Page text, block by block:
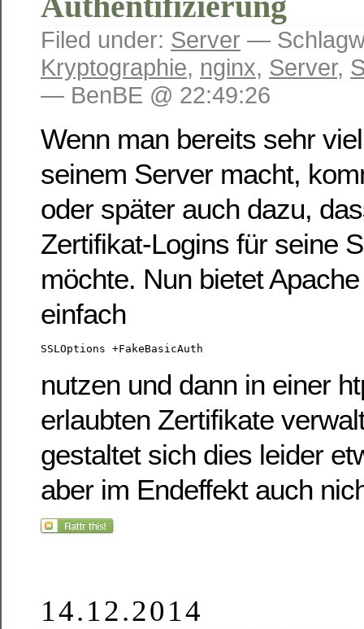
Filed under: Server —
Kryptographie, nginx, Server,
— BenBE @ 22:49:26
Wenn man bereits sehr
seinem Server macht,
oder später auch dazu,
Zertifikat-Logins für seine
möchte. Nun bietet
einfach
SSLOptions +FakeBasicAuth
nutzen und dann in einer
erlaubten Zertifikate
gestaltet sich dies leider
aber im Endeffekt auch
14.12.2014